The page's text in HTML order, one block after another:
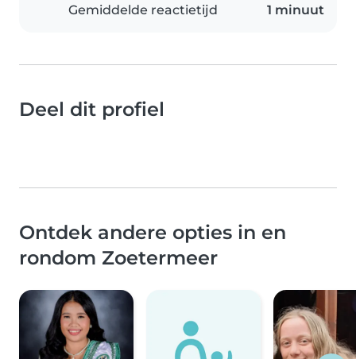
Gemiddelde reactietijd 1 minuut
Deel dit profiel
Ontdek andere opties in en
rondom Zoetermeer